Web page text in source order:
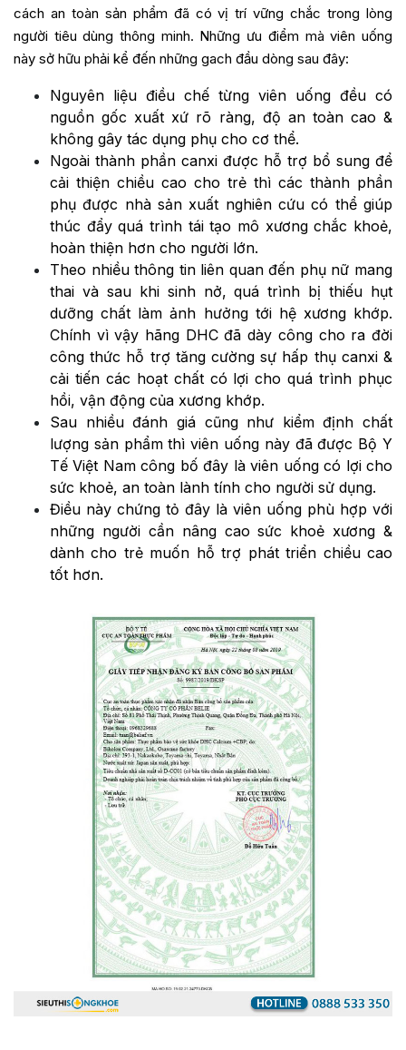
cách an toàn sản phẩm đã có vị trí vững chắc trong lòng
người tiêu dùng thông minh. Những ưu điểm mà viên uống
này sở hữu phải kể đến những gach đầu dòng sau đây:
Nguyên liệu điều chế từng viên uống đều có
nguồn gốc xuất xứ rõ ràng, độ an toàn cao &
không gây tác dụng phụ cho cơ thể.
Ngoài thành phần canxi được hỗ trợ bổ sung để
cải thiện chiều cao cho trẻ thì các thành phần
phụ được nhà sản xuất nghiên cứu có thể giúp
thúc đẩy quá trình tái tạo mô xương chắc khoẻ,
hoàn thiện hơn cho người lớn.
Theo nhiều thông tin liên quan đến phụ nữ mang
thai và sau khi sinh nở, quá trình bị thiếu hụt
dưỡng chất làm ảnh hưởng tới hệ xương khớp.
Chính vì vậy hãng DHC đã dày công cho ra đời
công thức hỗ trợ tăng cường sự hấp thụ canxi &
cải tiến các hoạt chất có lợi cho quá trình phục
hồi, vận động của xương khớp.
Sau nhiều đánh giá cũng như kiểm định chất
lượng sản phẩm thì viên uống này đã được Bộ Y
Tế Việt Nam công bố đây là viên uống có lợi cho
sức khoẻ, an toàn lành tính cho người sử dụng.
Điều này chứng tỏ đây là viên uống phù hợp với
những người cần nâng cao sức khoẻ xương &
dành cho trẻ muốn hỗ trợ phát triển chiều cao
tốt hơn.